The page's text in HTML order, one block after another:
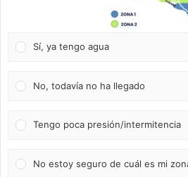
Sí, ya tengo agua
No, todavía no ha llegado
Tengo poca presión/intermitencia
No estoy seguro de cuál es mi